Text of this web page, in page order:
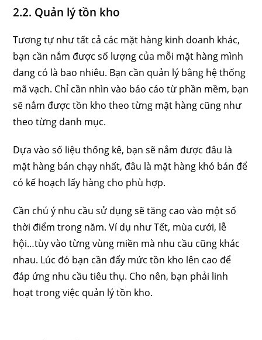
2.2. Quản lý tồn kho
Tương tự như tất cả các mặt hàng kinh doanh khác,
bạn cần nắm được số lượng của mỗi mặt hàng mình
đang có là bao nhiêu. Bạn cần quản lý bằng hệ thống
mã vạch. Chỉ cần nhìn vào báo cáo từ phần mềm, bạn
sẽ nắm được tồn kho theo từng mặt hàng cũng như
theo từng danh mục.
Dựa vào số liệu thống kê, bạn sẽ nắm được đâu là
mặt hàng bán chạy nhất, đâu là mặt hàng khó bán để
có kế hoạch lấy hàng cho phù hợp.
Cần chú ý nhu cầu sử dụng sẽ tăng cao vào một số
thời điểm trong năm. Ví dụ như Tết, mùa cưới, lễ
hội…tùy vào từng vùng miền mà nhu cầu cũng khác
nhau. Lúc đó bạn cần đẩy mức tồn kho lên cao để
đáp ứng nhu cầu tiêu thụ. Cho nên, bạn phải linh
hoạt trong việc quản lý tồn kho.